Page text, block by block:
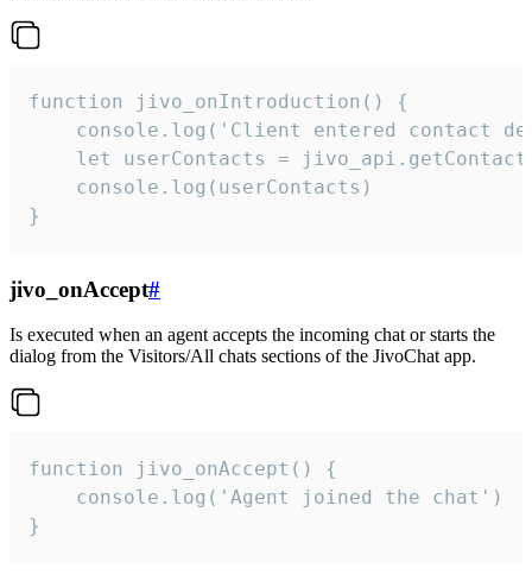
function jivo_onIntroduction() {
console.log('Client entered contact
let userContacts =
    console.log(userContacts)
}
jivo_onAccept#
Is executed when an agent accepts the incoming chat or starts the
dialog from the Visitors/All chats sections of the JivoChat app.
function jivo_onAccept() {
}